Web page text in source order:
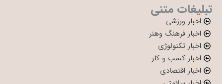
تبلیغات متنی
اخبار ورزشی
اخبار فرهنگ وهنر
اخبار تکنولوژی
اخبار کسب و کار
اخبار اقتصادی